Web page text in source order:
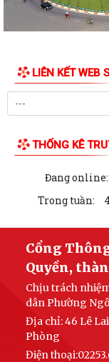
PHƯỜNG NGÔ
NĂM NGÀY THƯƠNG
UBND PHƯỜNG NGÔ
NGHỊ ĐỐI THOẠI
PHƯỜNG NGÔ QUYỀN
HỘI ĐỒNG NHÂN DÂN
PHƯỜNG NGÔ QUYỀN
Kỳ họp thứ 4 HĐND
đồng vốn đầu tư công
KẾ HOẠCH TỔ CHỨC
THƯỜNG TRỰC HĐND,
HỘI ĐỒNG NHÂN DÂN
LIÊN KẾT WEB
THỐNG KÊ
Đang online:
Trong tuần:
Cổng
Quyền,
Chịu trách
dân Phường
Địa chỉ: 46 Lê
Phòng
Điện